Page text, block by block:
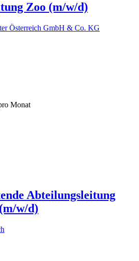
Zoo (m/w/d)
Österreich GmbH & Co. KG
Monat
Abteilungsleitung
w/d)